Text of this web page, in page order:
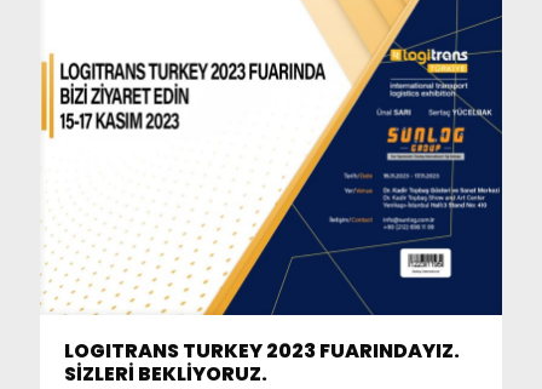
LOGITRANS TURKEY 2023 FUARINDAYIZ.
SİZLERİ BEKLİYORUZ.